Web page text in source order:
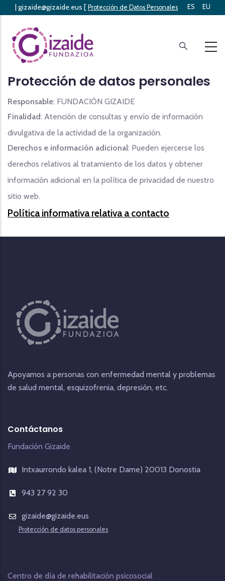
main
content
EU
ES
| gizaide@gizaide.eus [ Protección de Datos Personales
Protección de datos personales
Responsable: FUNDACIÓN GIZAIDE
Finalidad: Atención de consultas y envío de información
divulgativa de la actividad de la organización.
Derechos e información adicional: Pueden ejercerse los
derechos relativos al tratamiento de los datos y obtener
información adicional en la política de privacidad de nuestro
sitio web.
Política informativa relativa a contacto
Apoyamos a personas con enfermedad mental y problemas
de salud mental, esquizofrenia, depresión, etc.
Contáctanos
Fundación Gizaide
Intxaurrondo kalea 1, (Notre Dame) 20013 Donostia
943 27 92 30
gizaide@gizaide.eus
Protección de datos personales
Centro de día de rehabilitación psicosocial